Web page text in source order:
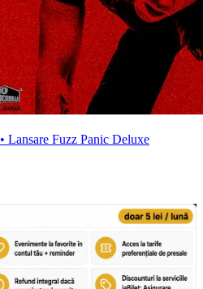
• Lansare Fuzz Panic Deluxe